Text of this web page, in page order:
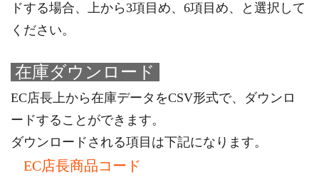
ドする場合、上から3項目め、6項目め、と選択して
ください。
在庫ダウンロード
EC店長上から在庫データをCSV形式で、ダウンロ
ードすることができます。
ダウンロードされる項目は下記になります。
EC店長商品コード